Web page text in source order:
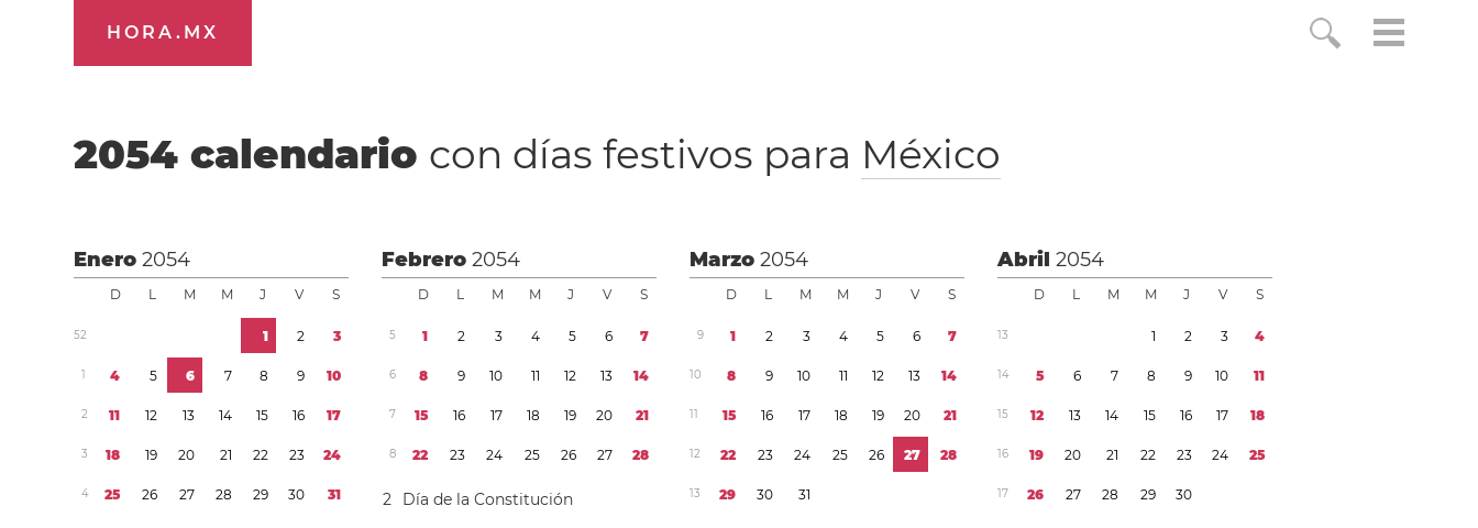
HORA.MX
2054 calendario con días festivos para México
Enero2054
D L M M J V S
52 1 2 3
1 4 5 6 7 8 9 10
2 11 12 13 14 15 16 17
3 18 19 20 21 22 23 24
4 25 26 27 28 29 30 31
Febrero2054
D L M M J V S
5 1 2 3 4 5 6 7
6 8 9 10 11 12 13 14
7 15 16 17 18 19 20 21
8 22 23 24 25 26 27 28
2 Día de la Constitución
Marzo2054
D L M M J V S
9 1 2 3 4 5 6 7
10 8 9 10 11 12 13 14
11 15 16 17 18 19 20 21
12 22 23 24 25 26 27 28
13 29 30 31
Abril2054
D L M M J V S
13 1 2 3 4
14 5 6 7 8 9 10 11
15 12 13 14 15 16 17 18
16 19 20 21 22 23 24 25
17 26 27 28 29 30